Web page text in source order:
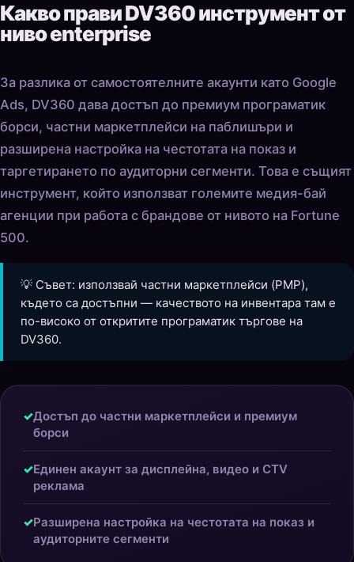
Какво прави DV360 инструмент от
ниво enterprise
За разлика от самостоятелните акаунти като Google
Ads, DV360 дава достъп до премиум програматик
борси, частни маркетплейси на паблишъри и
разширена настройка на честотата на показ и
таргетирането по аудиторни сегменти. Това е същият
инструмент, който използват големите медия-бай
агенции при работа с брандове от нивото на Fortune
500.
💡 Съвет: използвай частни маркетплейси (PMP),
където са достъпни — качеството на инвентара там е
по-високо от откритите програматик търгове на
DV360.
✓Достъп до частни маркетплейси и премиум
борси
✓Единен акаунт за дисплейна, видео и CTV
реклама
✓Разширена настройка на честотата на показ и
аудиторните сегменти